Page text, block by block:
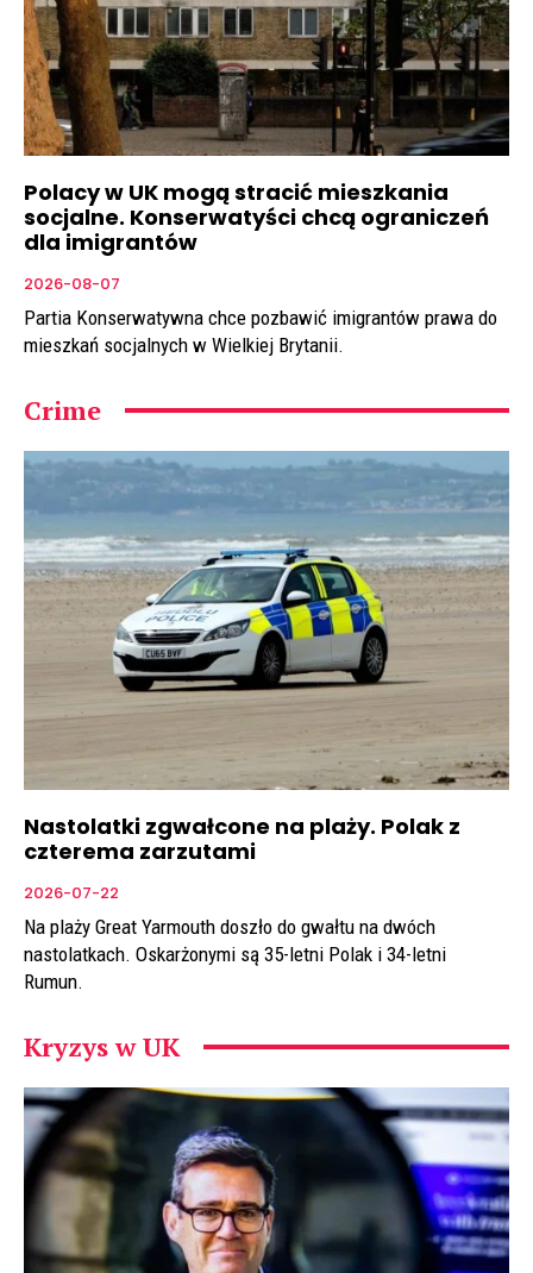
Polacy w UK mogą stracić mieszkania
socjalne. Konserwatyści chcą ograniczeń
dla imigrantów
2026-08-07
Partia Konserwatywna chce pozbawić imigrantów prawa do
mieszkań socjalnych w Wielkiej Brytanii.
Crime
Nastolatki zgwałcone na plaży. Polak z
czterema zarzutami
2026-07-22
Na plaży Great Yarmouth doszło do gwałtu na dwóch
nastolatkach. Oskarżonymi są 35-letni Polak i 34-letni
Rumun.
Kryzys w UK